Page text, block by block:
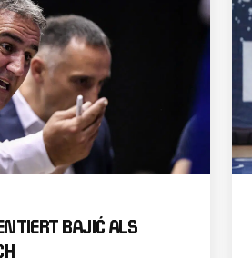
BAJIĆ ALS